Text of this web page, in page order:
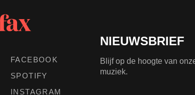
FACEBOOK
SPOTIFY
INSTAGRAM
NIEUWSBRIEF
Blijf op de hoogte van
muziek.